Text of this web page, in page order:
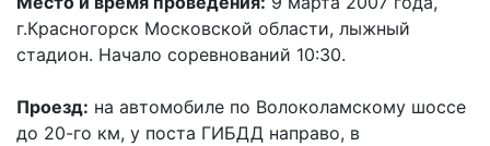
г.Красногорск Московской области, лыжный
стадион. Начало соревнований 10:30.
Проезд: на автомобиле по Волоколамскому шоссе
до 20-го км, у поста ГИБДД направо, в